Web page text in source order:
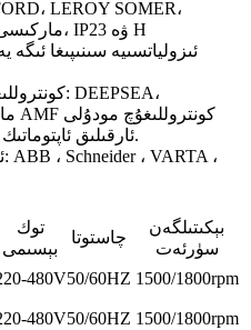
ئىزولياتسىيە سىنىپىغا
ئارقىلىق ئاپتوماتىك قوزغىتىش ۋە توختىتىشقا بولىدۇ.
توك
بېسىمى
چاستوتا
بېكىتىلگەن
سۈرئەت
480V50/60HZ 1500/1800rpm
480V50/60HZ 1500/1800rpm